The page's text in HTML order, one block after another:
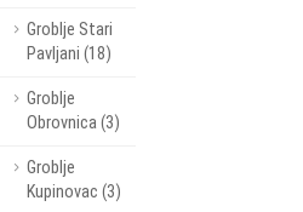
Groblje Stari
Pavljani (18)
Groblje
Obrovnica (3)
Groblje
Kupinovac (3)